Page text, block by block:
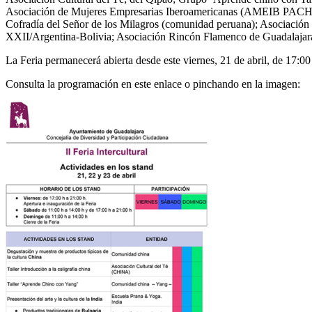
Asociación de Mujeres Empresarias Iberoamericanas (AMEIB
Cofradía del Señor de los Milagros (comunidad peruana);
XXII/Argentina-Bolivia; Asociación Rincón Flamenco de
La Feria permanecerá abierta desde este viernes, 21 de abril, de
Consulta la programación en este enlace o pinchando en la imagen: